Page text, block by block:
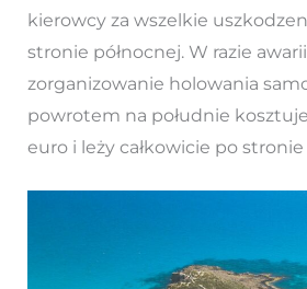
kierowcy za wszelkie
stronie północnej. W razie
zorganizowanie holowania
powrotem na południe
euro i leży całkowicie po